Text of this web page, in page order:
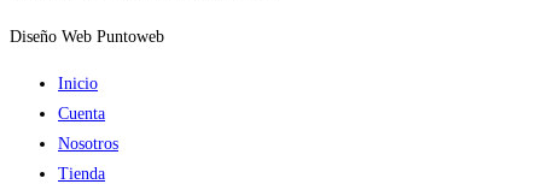
Diseño Web Puntoweb
Inicio
Cuenta
Nosotros
Tienda